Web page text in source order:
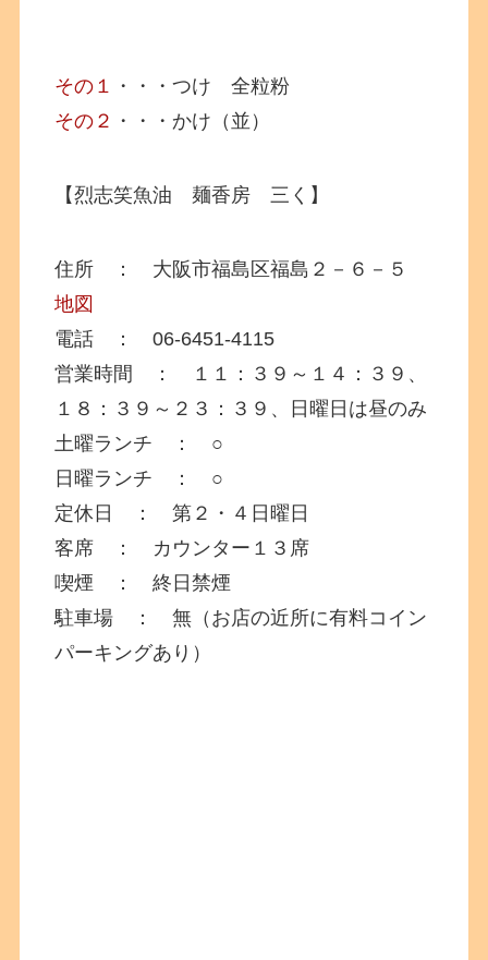
その１ ・・・つけ 全粒粉
その２ ・・・かけ（並）
【烈志笑魚油 麺香房 三く】
住所 ： 大阪市福島区福島２－６－５
地図
電話 ： 06-6451-4115
営業時間 ： １１：３９～１４：３９、
１８：３９～２３：３９、日曜日は昼のみ
土曜ランチ ： ○
日曜ランチ ： ○
定休日 ： 第２・４日曜日
客席 ： カウンター１３席
喫煙 ： 終日禁煙
駐車場 ： 無（お店の近所に有料コイン
パーキングあり）